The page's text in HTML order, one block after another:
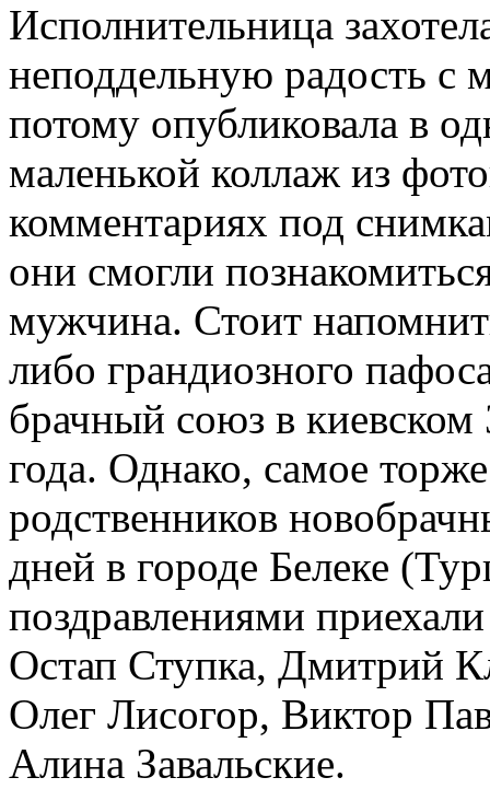
Исполнительница
неподдельную радость с
потому опубликовала в
маленькой коллаж из
комментариях под
они смогли
мужчина. Стоит
либо грандиозного
брачный союз в
года. Однако, самое
родственников
дней в городе Белеке
поздравлениями
Остап Ступка, Дмитрий
Олег Лисогор, Виктор
Алина Завальские.